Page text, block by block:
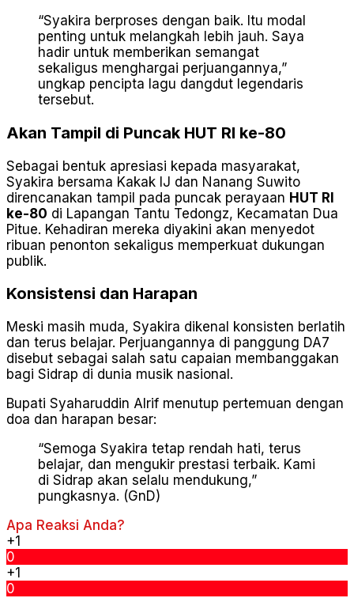
“Syakira berproses dengan baik. Itu modal
penting untuk melangkah lebih jauh. Saya
hadir untuk memberikan semangat
sekaligus menghargai perjuangannya,”
ungkap pencipta lagu dangdut legendaris
tersebut.
Akan Tampil di Puncak HUT RI ke-80
Sebagai bentuk apresiasi kepada masyarakat,
Syakira bersama Kakak IJ dan Nanang Suwito
direncanakan tampil pada puncak perayaan HUT RI
ke-80 di Lapangan Tantu Tedongz, Kecamatan Dua
Pitue. Kehadiran mereka diyakini akan menyedot
ribuan penonton sekaligus memperkuat dukungan
publik.
Konsistensi dan Harapan
Meski masih muda, Syakira dikenal konsisten berlatih
dan terus belajar. Perjuangannya di panggung DA7
disebut sebagai salah satu capaian membanggakan
bagi Sidrap di dunia musik nasional.
Bupati Syaharuddin Alrif menutup pertemuan dengan
doa dan harapan besar:
“Semoga Syakira tetap rendah hati, terus
belajar, dan mengukir prestasi terbaik. Kami
di Sidrap akan selalu mendukung,”
pungkasnya. (GnD)
Apa Reaksi Anda?
+1
0
+1
0